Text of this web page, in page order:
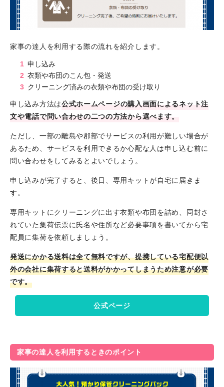
家事の達人を利用する際の流れを紹介します。
申し込み
衣類や布団のこん包・発送
クリーニング済みの衣類や布団の受け取り
申し込み方法は公式ホームページの購入画面によるネット注
文や電話で問い合わせの二つの方法から選べます。
ただし、一部の離島や郡部でサービスの利用が難しい場合が
あるため、サービスを利用できるか心配な人は申し込む前に
問い合わせをしてみるとよいでしょう。
申し込みが完了すると、後日、専用キットが自宅に届きま
す。
専用キットにクリーニングに出す衣類や布団を詰め、同封さ
れていた集荷伝票に氏名や住所など必要事項を書いてから宅
配員に集荷を依頼しましょう。
発送にかかる送料は全て無料ですが、提携している宅配便以
外の会社に集荷すると送料がかかってしまうため注意が必要
です。
公式ページ
家事の達人を利用するときのポイント